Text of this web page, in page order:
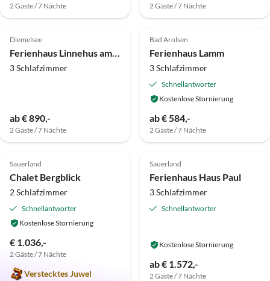
2 Gäste / 7 Nächte 2 Gäste / 7 Nächte
Top-Inserat
4.9 (19)
Diemelsee
3 Schlafzimmer
ab € 890,-
2 Gäste / 7 Nächte
Top-Inserat
4.9 (17)
Bad Arolsen
Ferienhaus Lamm
3 Schlafzimmer
Schnellantworter
Kostenlose Stornierung
ab € 584,-
2 Gäste / 7 Nächte
Top-Inserat
5.0 (17)
Sauerland
Chalet Bergblick
2 Schlafzimmer
Schnellantworter
Kostenlose Stornierung
€ 1.036,-
2 Gäste / 7 Nächte
Verstecktes Juwel
Top-Inserat
5.0 (3)
Sauerland
Ferienhaus Haus Paul
3 Schlafzimmer
Schnellantworter
Kostenlose Stornierung
ab € 1.572,-
2 Gäste / 7 Nächte